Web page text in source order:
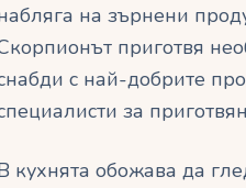
на зърнени
приготвя
с най-добрите
за
кухнята обожава да